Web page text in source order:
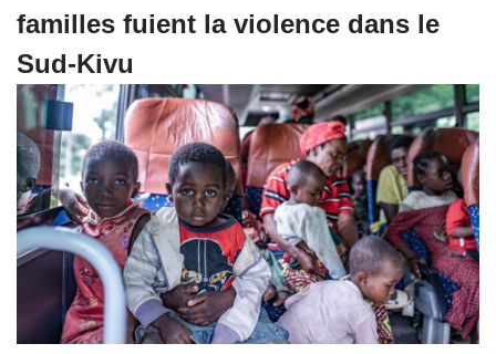
familles fuient la violence dans le
Sud-Kivu